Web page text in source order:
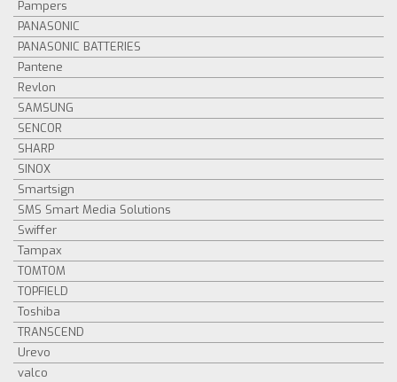
Pampers
PANASONIC
PANASONIC BATTERIES
Pantene
Revlon
SAMSUNG
SENCOR
SHARP
SINOX
Smartsign
SMS Smart Media Solutions
Swiffer
Tampax
TOMTOM
TOPFIELD
Toshiba
TRANSCEND
Urevo
valco